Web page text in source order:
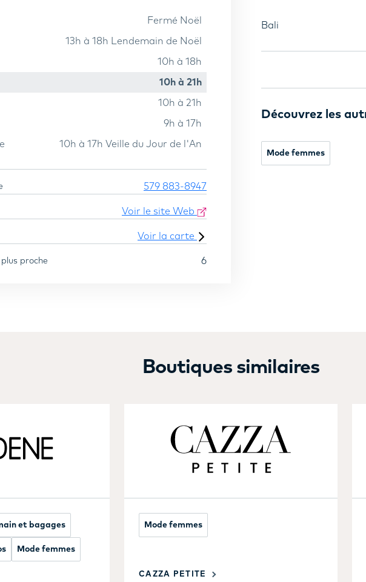
fermé Noël
13h à 18h Lendemain de Noël
10h à 18h
10h à 21h
10h à 21h
9h à 17h
10h à 17h Veille du Jour de l'An
579 883-8947
Voir le site Web
Voir la carte
proche 6
Bali
Découvrez les
Mode femmes
Boutiques similaires
et bagages
Mode femmes
Mode femmes
CAZZA PETITE